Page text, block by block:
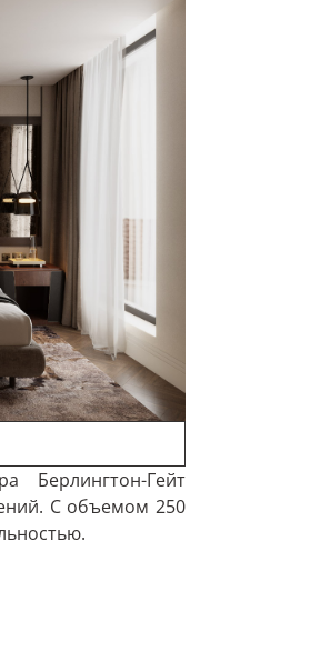
Берлингтон-Гейт
С объемом 250